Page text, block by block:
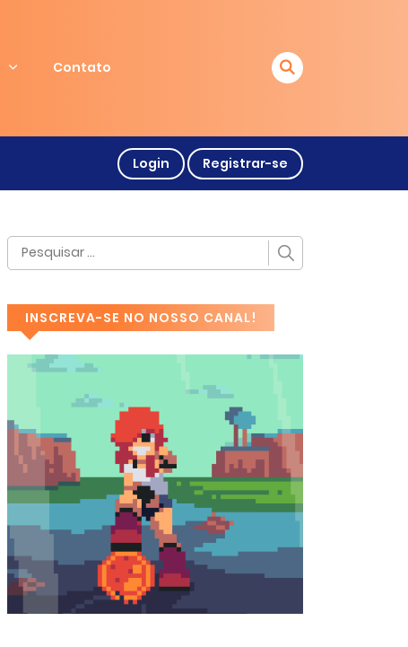
Contato
Login Registrar-se
INSCREVA-SE NO NOSSO CANAL!